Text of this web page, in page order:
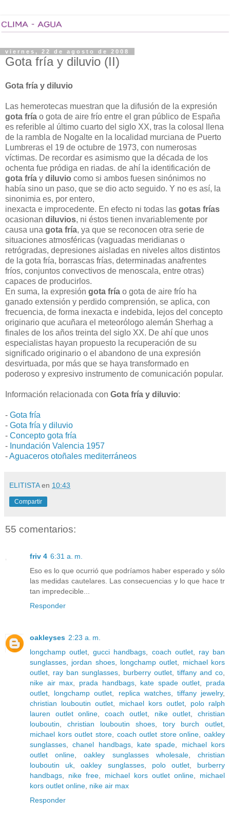
viernes, 22 de agosto de 2008
Gota fría y diluvio (II)
Gota fría y diluvio
Las hemerotecas muestran que la difusión de la expresión
gota fría o gota de aire frío entre el gran público de España
es referible al último cuarto del siglo XX, tras la colosal llena
de la rambla de Nogalte en la localidad murciana de Puerto
Lumbreras el 19 de octubre de 1973, con numerosas
víctimas. De recordar es asimismo que la década de los
ochenta fue pródiga en riadas. de ahí la identificación de
gota fría y diluvio como si ambos fuesen sinónimos no
había sino un paso, que se dio acto seguido. Y no es así, la
sinonimia es, por entero,
inexacta e improcedente. En efecto ni todas las gotas frías
ocasionan diluvios, ni éstos tienen invariablemente por
causa una gota fría, ya que se reconocen otra serie de
situaciones atmosféricas (vaguadas meridianas o
retrógradas, depresiones aisladas en niveles altos distintos
de la gota fría, borrascas frías, determinadas anafrentes
fríos, conjuntos convectivos de menoscala, entre otras)
capaces de producirlos.
En suma, la expresión gota fría o gota de aire frío ha
ganado extensión y perdido comprensión, se aplica, con
frecuencia, de forma inexacta e indebida, lejos del concepto
originario que acuñara el meteorólogo alemán Sherhag a
finales de los años treinta del siglo XX. De ahí que unos
especialistas hayan propuesto la recuperación de su
significado originario o el abandono de una expresión
desvirtuada, por más que se haya transformado en
poderoso y expresivo instrumento de comunicación popular.
Información relacionada con Gota fría y diluvio:
- Gota fría
- Gota fría y diluvio
- Concepto gota fría
- Inundación Valencia 1957
-Aguaceros otoñales mediterráneos
ELITISTA en 10:43
Compartir
55 comentarios:
friv 4 6:31 a. m.
Eso es lo que ocurrió que podríamos haber esperado y sólo
las medidas cautelares. Las consecuencias y lo que hace tr
tan impredecible...
Responder
oakleyses 2:23 a. m.
longchamp outlet ,gucci handbags coach outlet, ray ban
sunglasses
jordan shoes, longchamp outlet
michael kors
outlet
ray ban sunglasses burberry outlet tiffany and co
nike air max
prada handbags, kate spade outlet
prada
outlet
longchamp outlet replica watches, tiffany jewelry,
christian louboutin outlet
michael kors outlet
polo ralph
lauren outlet online ,coach outlet, nike outlet ,christian
louboutin
christian louboutin shoes tory burch outlet
michael kors outlet store, coach outlet store online
oakley
sunglasses ,chanel handbags, kate spade
michael kors
outlet online ,oakley sunglasses wholesale,christian
louboutin uk ,oakley sunglasses, polo outlet, burberry
handbags
nike free michael kors outlet online
michael
kors outlet online nike air max
Responder